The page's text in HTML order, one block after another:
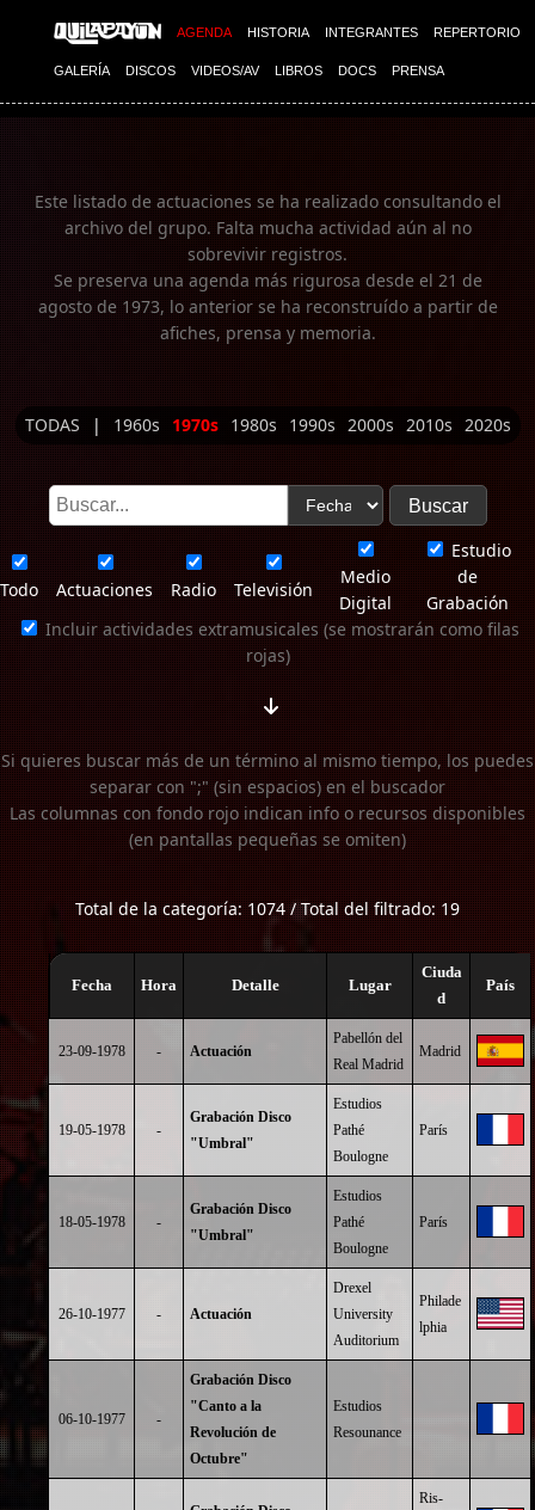
AGENDA HISTORIA INTEGRANTES REPERTORIO
GALERÍA DISCOS VIDEOS/AV LIBROS DOCS PRENSA
Imagen 01
Este listado de actuaciones se ha realizado consultando el
archivo del grupo. Falta mucha actividad aún al no
sobrevivir registros.
Se preserva una agenda más rigurosa desde el 21 de
agosto de 1973, lo anterior se ha reconstruído a partir de
afiches, prensa y memoria.
TODAS | 1960s 1970s 1980s 1990s 2000s 2010s 2020s
Todo Actuaciones Radio Televisión
Medio
Digital
Estudio
de
Grabación
Incluir actividades extramusicales (se mostrarán como filas
rojas)
Si quieres buscar más de un término al mismo tiempo, los puedes
separar con ";" (sin espacios) en el buscador
Las columnas con fondo rojo indican info o recursos disponibles
(en pantallas pequeñas se omiten)
Total de la categoría: 1074 / Total del filtrado: 19
Fecha Hora Detalle Lugar
Ciuda
d
País
23-09-1978 - Actuación
Pabellón del
Real Madrid
Madrid
19-05-1978 -
Grabación Disco
"Umbral"
Estudios
Pathé
Boulogne
París
18-05-1978 -
Grabación Disco
"Umbral"
Estudios
Pathé
Boulogne
París
26-10-1977 - Actuación
Drexel
University
Auditorium
Philade
lphia
06-10-1977 -
Grabación Disco
"Canto a la
Revolución de
Octubre"
Estudios
Resounance
Ris-